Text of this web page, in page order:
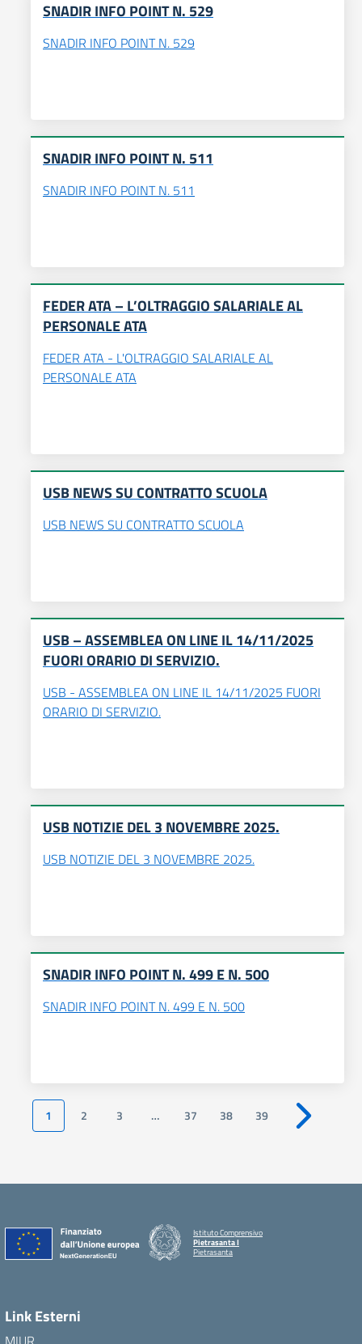
SNADIR INFO POINT N. 529
SNADIR INFO POINT N. 529
SNADIR INFO POINT N. 511
SNADIR INFO POINT N. 511
FEDER ATA – L’OLTRAGGIO SALARIALE AL
PERSONALE ATA
FEDER ATA - L'OLTRAGGIO SALARIALE AL
PERSONALE ATA
USB NEWS SU CONTRATTO SCUOLA
USB NEWS SU CONTRATTO SCUOLA
USB – ASSEMBLEA ON LINE IL 14/11/2025
FUORI ORARIO DI SERVIZIO.
USB - ASSEMBLEA ON LINE IL 14/11/2025 FUORI
ORARIO DI SERVIZIO.
USB NOTIZIE DEL 3 NOVEMBRE 2025.
USB NOTIZIE DEL 3 NOVEMBRE 2025.
SNADIR INFO POINT N. 499 E N. 500
SNADIR INFO POINT N. 499 E N. 500
1 2 3 … 37 38 39 Pagina
Istituto Comprensivo
Pietrasanta I
Pietrasanta
Link Esterni